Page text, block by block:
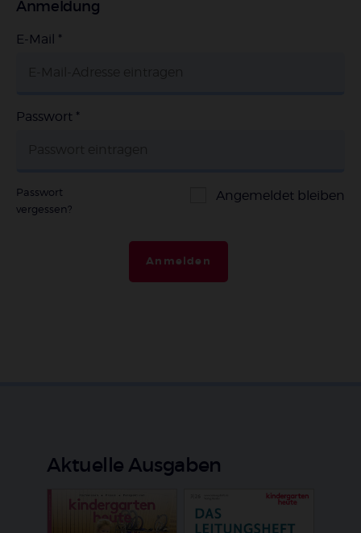
Anmeldung
E-Mail *
Passwort *
Passwort
vergessen?
Angemeldet bleiben
Anmelden
Aktuelle Ausgaben